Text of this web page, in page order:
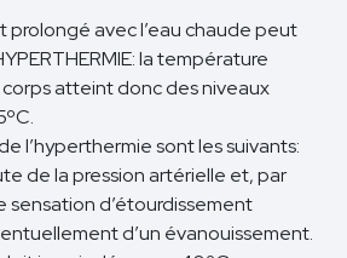
prolongé avec l’eau chaude peut
la température
atteint donc des niveaux
l’hyperthermie sont les suivants:
de la pression artérielle et, par
sensation d’étourdissement
d’un évanouissement.